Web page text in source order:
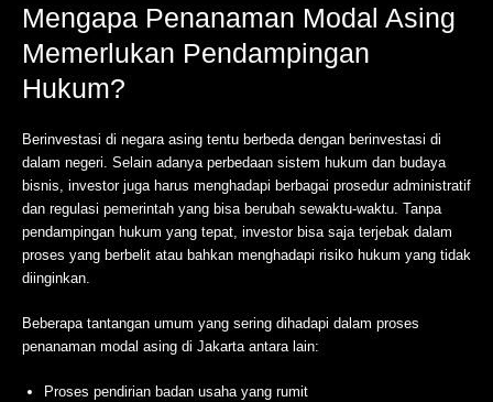
Mengapa Penanaman Modal Asing
Memerlukan Pendampingan
Hukum?
Berinvestasi di negara asing tentu berbeda dengan berinvestasi di
dalam negeri. Selain adanya perbedaan sistem hukum dan budaya
bisnis, investor juga harus menghadapi berbagai prosedur administratif
dan regulasi pemerintah yang bisa berubah sewaktu-waktu. Tanpa
pendampingan hukum yang tepat, investor bisa saja terjebak dalam
proses yang berbelit atau bahkan menghadapi risiko hukum yang tidak
diinginkan.
Beberapa tantangan umum yang sering dihadapi dalam proses
penanaman modal asing di Jakarta antara lain:
Proses pendirian badan usaha yang rumit